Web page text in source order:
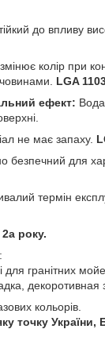
до впливу
колір при
LGA
ефект:
не має запаху.
безпечний для
термін
2а року.
для гранітних
декоротивная
кольорів.
точку України,